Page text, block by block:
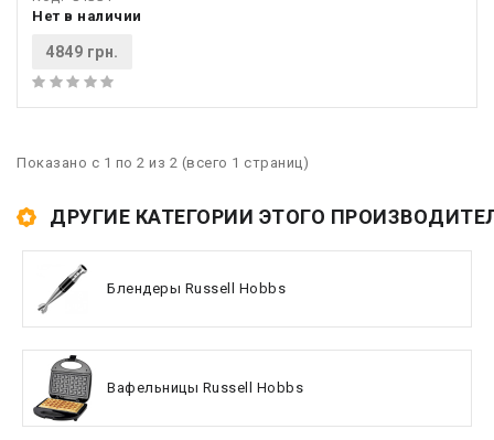
Нет в наличии
4849 грн.
Показано с 1 по 2 из 2 (всего 1 страниц)
ДРУГИЕ КАТЕГОРИИ ЭТОГО
Блендеры Russell Hobbs
Вафельницы Russell Hobbs